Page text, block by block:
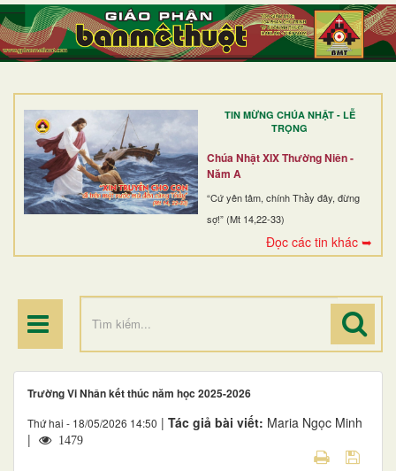
TIN MỪNG CHÚA NHẬT - LỄ
TRỌNG
Chúa Nhật XIX Thường Niên -
Năm A
“Cứ yên tâm, chính Thầy đây, đừng
sợ!” (Mt 14,22-33)
Đọc các tin khác ➥
TRANG NHẤT
GIỚI THIỆU
DÒNG TU
BAN MỤC VỤ
ĐOÀN THỂ CG
ĐIỂM HÀNH HƯƠNG
Trường Vi Nhân kết thúc năm học 2025-2026
Thứ hai - 18/05/2026 14:50 | Tác giả bài viết: Maria Ngọc Minh
|
1479